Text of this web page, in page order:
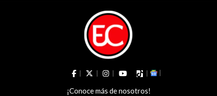
¡Conoce más de nosotros!